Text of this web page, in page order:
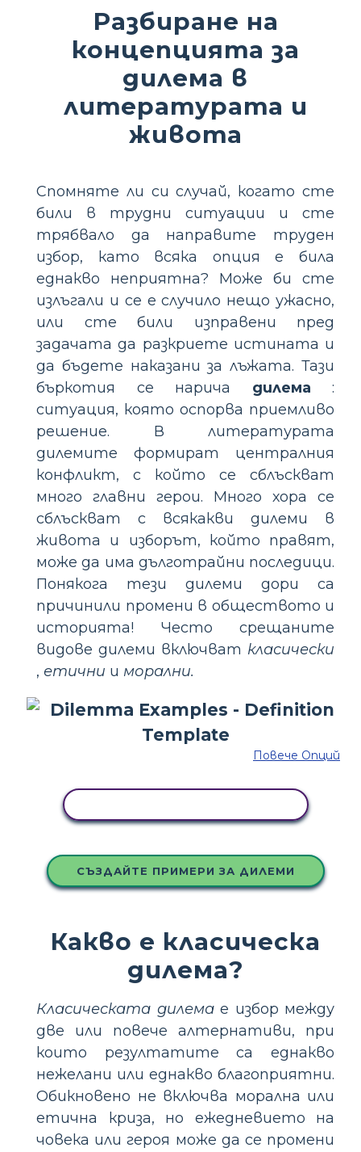
Разбиране на
концепцията за
дилема в
литературата и
живота
Спомняте ли си случай, когато сте
били в трудни ситуации и сте
трябвало да направите труден
избор, като всяка опция е била
еднакво неприятна? Може би сте
излъгали и се е случило нещо ужасно,
или сте били изправени пред
задачата да разкриете истината и
да бъдете наказани за лъжата. Тази
бъркотия се нарича дилема :
ситуация, която оспорва приемливо
решение. В литературата
дилемите формират централния
конфликт, с който се сблъскват
много главни герои. Много хора се
сблъскват с всякакви дилеми в
живота и изборът, който правят,
може да има дълготрайни последици.
Понякога тези дилеми дори са
причинили промени в обществото и
историята! Често срещаните
видове дилеми включват класически
, етични и морални.
Повече Опций
СЪЗДАЙТЕ ПРИМЕРИ ЗА ДИЛЕМИ
Какво е класическа
дилема?
Класическата дилемае избор между
две или повече алтернативи, при
които резултатите са еднакво
нежелани или еднакво благоприятни.
Обикновено не включва морална или
етична криза, но ежедневието на
човека или героя може да се промени